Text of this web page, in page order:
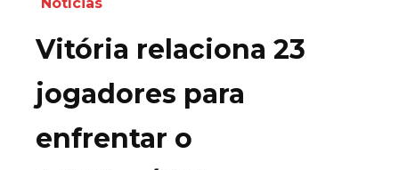
Vitória relaciona 23
jogadores para
enfrentar o